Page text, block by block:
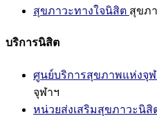
สุขภาวะทางใจนิสิต สุขภ
บริการนิสิต
ศูนย์บริการสุขภาพแห่งจุฬ
จุฬาฯ
หน่วยส่งเสริมสุขภาวะนิสิ